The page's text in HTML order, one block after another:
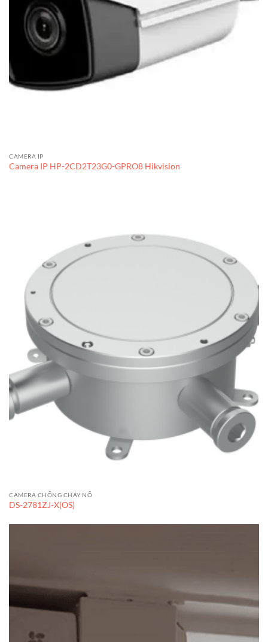
CAMERA IP
Camera IP HP-2CD2T23G0-GPRO8 Hikvision
CAMERA CHỐNG CHÁY NỔ
DS-2781ZJ-X(OS)